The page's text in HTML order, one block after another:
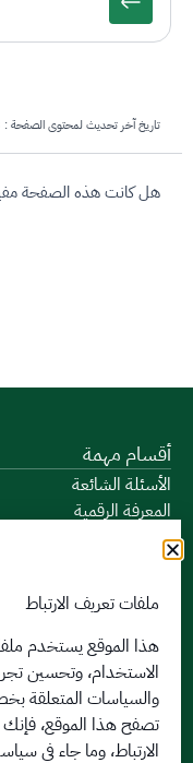
تاريخ آخر تحديث لمحتوى الصفحة :
survey_v2
هل كانت هذه الصفحة
أقسام مهمة
الأسئلة الشائعة
المعرفة الرقمية
دليل الخدمات
المشاركة الإلكترونية
البيانات المفتوحة
السياسات واللوائح
تواصل معنا
الخدمات الإلكترونية
بوابة الدخول الموحد
بوابة الزوار
ملفات تعريف الارتباط
هذا الموقع يستخدم
الاستخدام، وتحسين
والسياسات المتعلقة
تصفح هذا الموقع،
الارتباط، وما جاء في